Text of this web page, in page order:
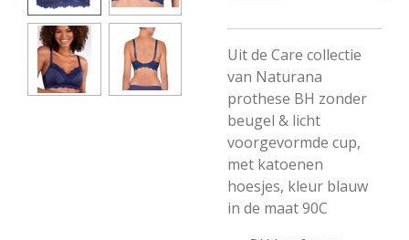
Uit de Care collectie
van Naturana
prothese BH zonder
beugel & licht
voorgevormde cup,
met katoenen
hoesjes, kleur blauw
in de maat 90C